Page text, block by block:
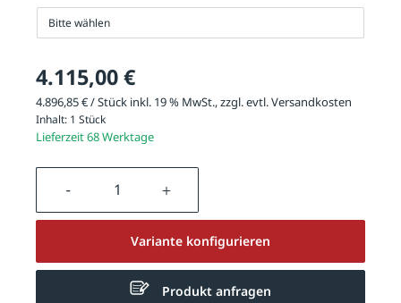
Bitte wählen
4.115,00 €
4.896,85 € / Stück inkl. 19 % MwSt., zzgl. evtl.Versandkosten
Inhalt: 1 Stück
Lieferzeit 68 Werktage
Produkt Anzahl: Gib den
Variante konfigurieren
Produkt anfragen